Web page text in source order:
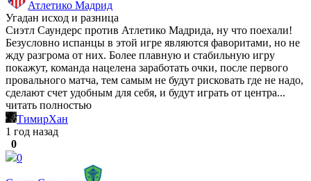
Атлетико Мадрид
Угадан исход и разница
Сиэтл Саундерс против Атлетико Мадрида, ну что поехали!
Безусловно испанцы в этой игре являются фаворитами, но не
жду разгрома от них. Более плавную и стабильную игру
покажут, команда нацелена заработать очки, после первого
провального матча, тем самым не будут рисковать где не надо,
сделают счет удобным для себя, и будут играть от центра...
читать полностью
ТимирХан
1 год назад
0
0